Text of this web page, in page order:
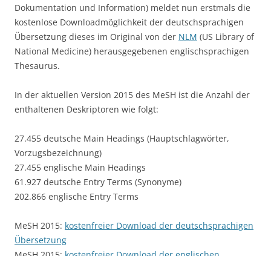
Dokumentation und Information) meldet nun erstmals die
kostenlose Downloadmöglichkeit der deutschsprachigen
Übersetzung dieses im Original von der NLM (US Library of
National Medicine) herausgegebenen englischsprachigen
Thesaurus.
In der aktuellen Version 2015 des MeSH ist die Anzahl der
enthaltenen Deskriptoren wie folgt:
27.455 deutsche Main Headings (Hauptschlagwörter,
Vorzugsbezeichnung)
27.455 englische Main Headings
61.927 deutsche Entry Terms (Synonyme)
202.866 englische Entry Terms
MeSH 2015: kostenfreier Download der deutschsprachigen
Übersetzung